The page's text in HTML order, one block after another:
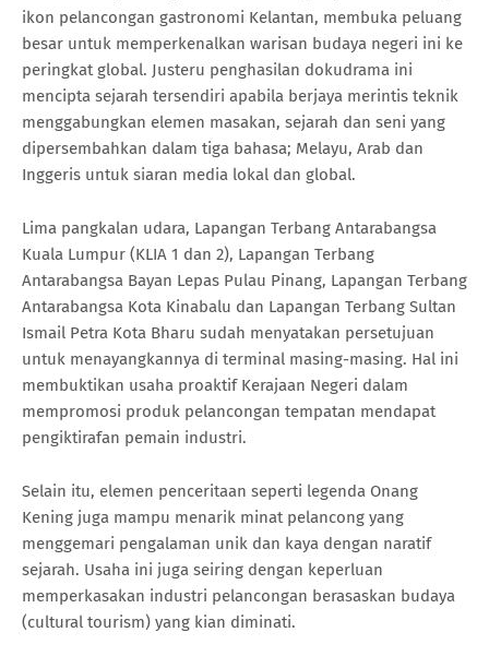
ikon pelancongan gastronomi Kelantan, membuka peluang
besar untuk memperkenalkan warisan budaya negeri ini ke
peringkat global. Justeru penghasilan dokudrama ini
mencipta sejarah tersendiri apabila berjaya merintis teknik
menggabungkan elemen masakan, sejarah dan seni yang
dipersembahkan dalam tiga bahasa; Melayu, Arab dan
Inggeris untuk siaran media lokal dan global.
Lima pangkalan udara, Lapangan Terbang Antarabangsa
Kuala Lumpur (KLIA 1 dan 2), Lapangan Terbang
Antarabangsa Bayan Lepas Pulau Pinang, Lapangan Terbang
Antarabangsa Kota Kinabalu dan Lapangan Terbang Sultan
Ismail Petra Kota Bharu sudah menyatakan persetujuan
untuk menayangkannya di terminal masing-masing. Hal ini
membuktikan usaha proaktif Kerajaan Negeri dalam
mempromosi produk pelancongan tempatan mendapat
pengiktirafan pemain industri.
Selain itu, elemen penceritaan seperti legenda Onang
Kening juga mampu menarik minat pelancong yang
menggemari pengalaman unik dan kaya dengan naratif
sejarah. Usaha ini juga seiring dengan keperluan
memperkasakan industri pelancongan berasaskan budaya
(cultural tourism) yang kian diminati.